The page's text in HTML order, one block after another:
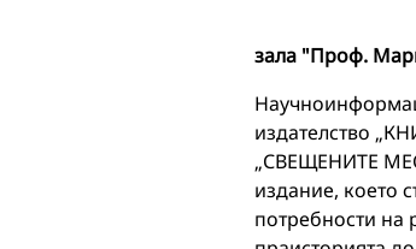
зала "Проф.
издателство
„СВЕЩЕНИТЕ
издание, което
потребности на